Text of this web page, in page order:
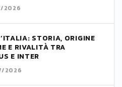
2026
STORIA, ORIGINE
E RIVALITÀ TRA
E INTER
2026